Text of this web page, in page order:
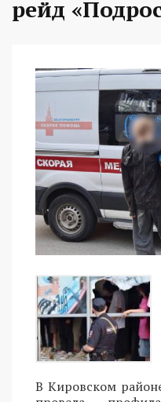
рейд
В Кировском